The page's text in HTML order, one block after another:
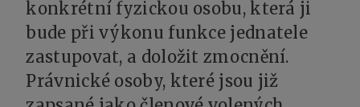
konkrétní fyzickou osobu, která ji
bude při výkonu funkce jednatele
zastupovat, a doložit zmocnění.
Právnické osoby, které jsou již